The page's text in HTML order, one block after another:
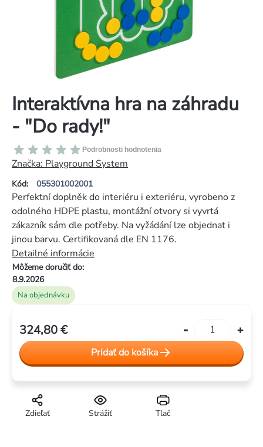
Interaktívna hra na záhradu
- "Do rady!"
Kód: 055301002001
Priemerné
hodnotenie
produktu
je
0,0
5
hviezdičiek.
Podrobnosti hodnotenia
Značka: Playground System
Na objednávku
Môžeme doručiť do:
8.9.2026
Perfektní doplněk do interiéru i exteriéru, vyrobeno z
odolného HDPE plastu, montážní otvory si vyvrtá
zákazník sám dle potřeby. Na vyžádání lze objednat i
jinou barvu. Certifikovaná dle EN 1176.
Detailné informácie
Tlač
Strážiť
Zdieľať
324,80 €
cena:Pridať do košíka